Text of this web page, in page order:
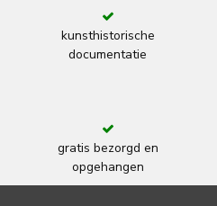
kunsthistorische
documentatie
gratis bezorgd en
opgehangen